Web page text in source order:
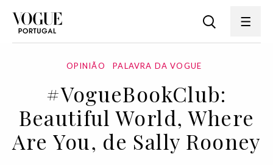
OPINIÃO PALAVRA DA VOGUE
#VogueBookClub:
Beautiful World, Where
Are You, de Sally Rooney